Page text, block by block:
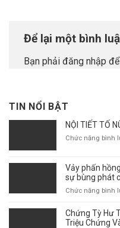
Để lại một bình
Bạn phải đăng nhập
TIN NỔI BẬT
NỘI TIẾT TỐ
Chức năng bình
Vảy phấn
sự bùng phát
Chức năng bình
Chứng Tỳ Hư
Triệu Chứng